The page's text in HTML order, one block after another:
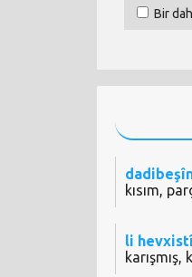
Bir
kısım,
li
karışmış,